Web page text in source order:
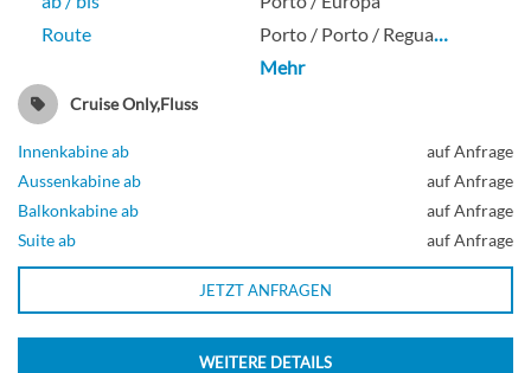
Route
Porto / Porto / Regua…
Mehr
Cruise Only,Fluss
Innenkabine ab
auf Anfrage
Aussenkabine ab
auf Anfrage
Balkonkabine ab
auf Anfrage
Suite ab
auf Anfrage
JETZT ANFRAGEN
WEITERE DETAILS